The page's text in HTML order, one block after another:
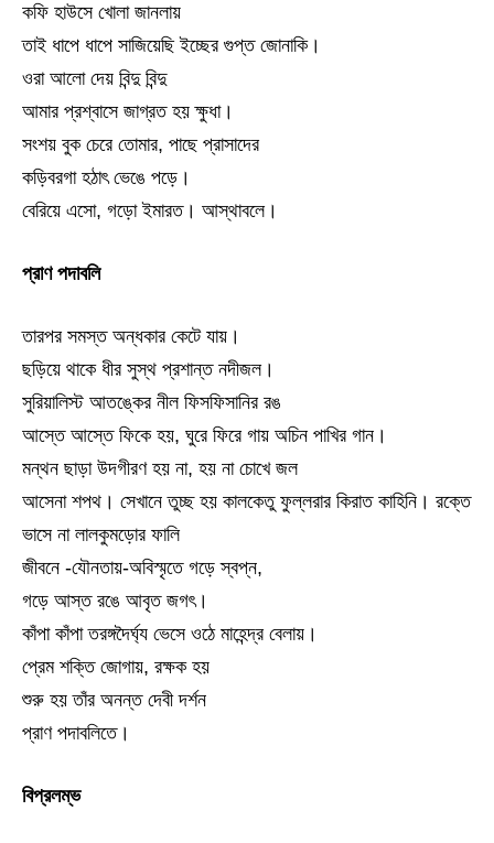
কফি হাউসে খোলা জানলায়
তাই ধাপে ধাপে সাজিয়েছি ইচ্ছের গুপ্ত জোনাকি।
ওরা আলো দেয় বিন্দু বিন্দু
আমার প্রশ্বাসে জাগ্রত হয় ক্ষুধা।
সংশয় বুক চেরে তোমার, পাছে প্রাসাদের
কড়িবরগা হঠাৎ ভেঙে পড়ে।
বেরিয়ে এসো, গড়ো ইমারত। আস্থাবলে।
প্রাণ পদাবলি
তারপর সমস্ত অন্ধকার কেটে যায়।
ছড়িয়ে থাকে ধীর সুস্থ প্রশান্ত নদীজল।
সুরিয়ালিস্ট আতঙ্কের নীল ফিসফিসানির রঙ
আস্তে আস্তে ফিকে হয়, ঘুরে ফিরে গায় অচিন পাখির গান।
মন্থন ছাড়া উদগীরণ হয় না, হয় না চোখে জল
আসেনা শপথ। সেখানে তুচ্ছ হয় কালকেতু ফুল্লরার কিরাত কাহিনি। রক্তে
ভাসে না লালকুমড়োর ফালি
জীবনে -যৌনতায়-অবিস্মৃতে গড়ে স্বপ্ন,
গড়ে আস্ত রঙে আবৃত জগৎ।
কাঁপা কাঁপা তরঙ্গদৈর্ঘ্য ভেসে ওঠে মাহেন্দ্র বেলায়।
প্রেম শক্তি জোগায়, রক্ষক হয়
শুরু হয় তাঁর অনন্ত দেবী দর্শন
প্রাণ পদাবলিতে।
বিপ্রলম্ভ